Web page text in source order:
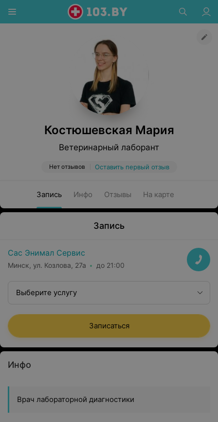
Костюшевская Мария
Ветеринарный лаборант
Нет отзывов Оставить первый отзыв
Запись Инфо Отзывы На карте
Запись
Сас Энимал Сервис
Минск, ул. Козлова, 27а до 21:00
Выберите услугу
Записаться
Инфо
Врач лабораторной диагностики